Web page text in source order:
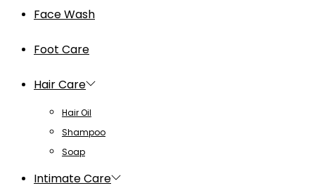
Face Wash
Foot Care
Hair Care
Hair Oil
Shampoo
Soap
Intimate Care